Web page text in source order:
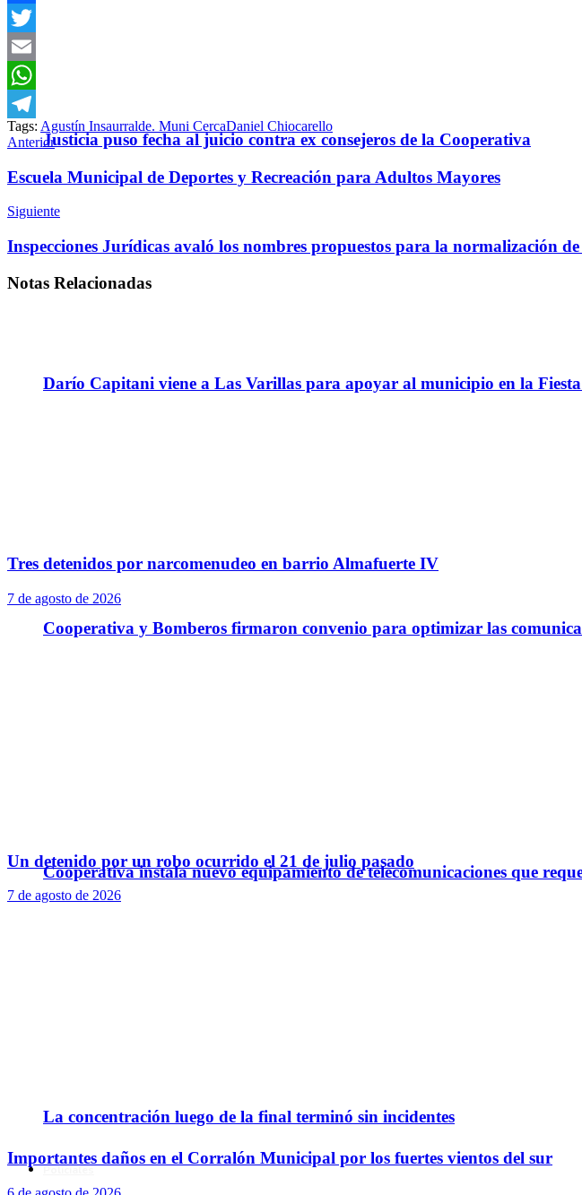
Justicia puso fecha al juicio contra ex consejeros de la Cooperativa
Darío Capitani viene a Las Varillas para apoyar al municipio en la Fiesta
Cooperativa y Bomberos firmaron convenio para optimizar las
Cooperativa instala nuevo equipamiento de telecomunicaciones que
La concentración luego de la final terminó sin incidentes
Policiales
Facebook
Twitter
Email
WhatsApp
Telegram
Tags: Agustín Insaurralde. Muni CercaDaniel Chiocarello
Anterior
Escuela Municipal de Deportes y Recreación para Adultos Mayores
Siguiente
Inspecciones Jurídicas avaló los nombres propuestos para la normalización
Notas Relacionadas
Tres detenidos por narcomenudeo en barrio Almafuerte IV
7 de agosto de 2026
Un detenido por un robo ocurrido el 21 de julio pasado
7 de agosto de 2026
Importantes daños en el Corralón Municipal por los fuertes vientos del sur